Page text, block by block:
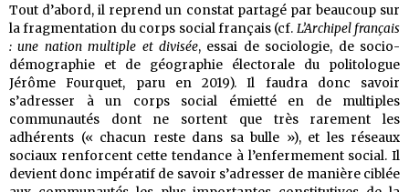
Tout d’abord, il reprend un constat partagé par beaucoup sur
la fragmentation du corps social français (cf. L’Archipel français
: une nation multiple et divisée, essai de sociologie, de socio-
démographie et de géographie électorale du politologue
Jérôme Fourquet, paru en 2019). Il faudra donc savoir
s’adresser à un corps social émietté en de multiples
communautés dont ne sortent que très rarement les
adhérents (« chacun reste dans sa bulle »), et les réseaux
sociaux renforcent cette tendance à l’enfermement social. Il
devient donc impératif de savoir s’adresser de manière ciblée